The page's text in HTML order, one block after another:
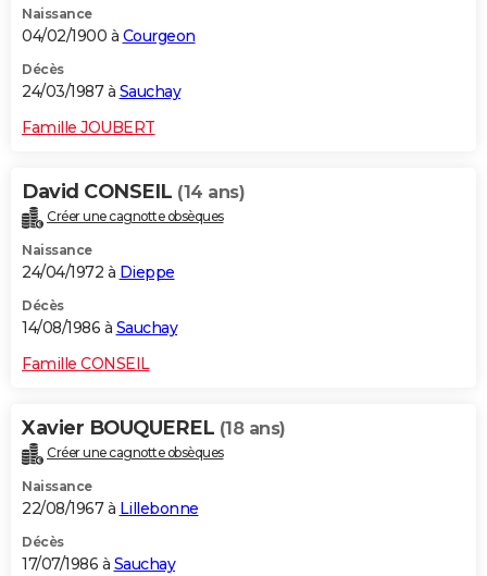
Naissance
04/02/1900 à Courgeon
Décès
24/03/1987 à Sauchay
Famille JOUBERT
David CONSEIL (14 ans)
Créer une cagnotte obsèques
Naissance
24/04/1972 à Dieppe
Décès
14/08/1986 à Sauchay
Famille CONSEIL
Xavier BOUQUEREL (18 ans)
Créer une cagnotte obsèques
Naissance
22/08/1967 à Lillebonne
Décès
17/07/1986 à Sauchay